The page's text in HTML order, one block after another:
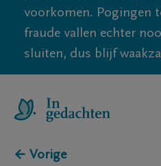
voorkomen. Pogingen
fraude vallen echter
sluiten, dus blijf
← Vorige